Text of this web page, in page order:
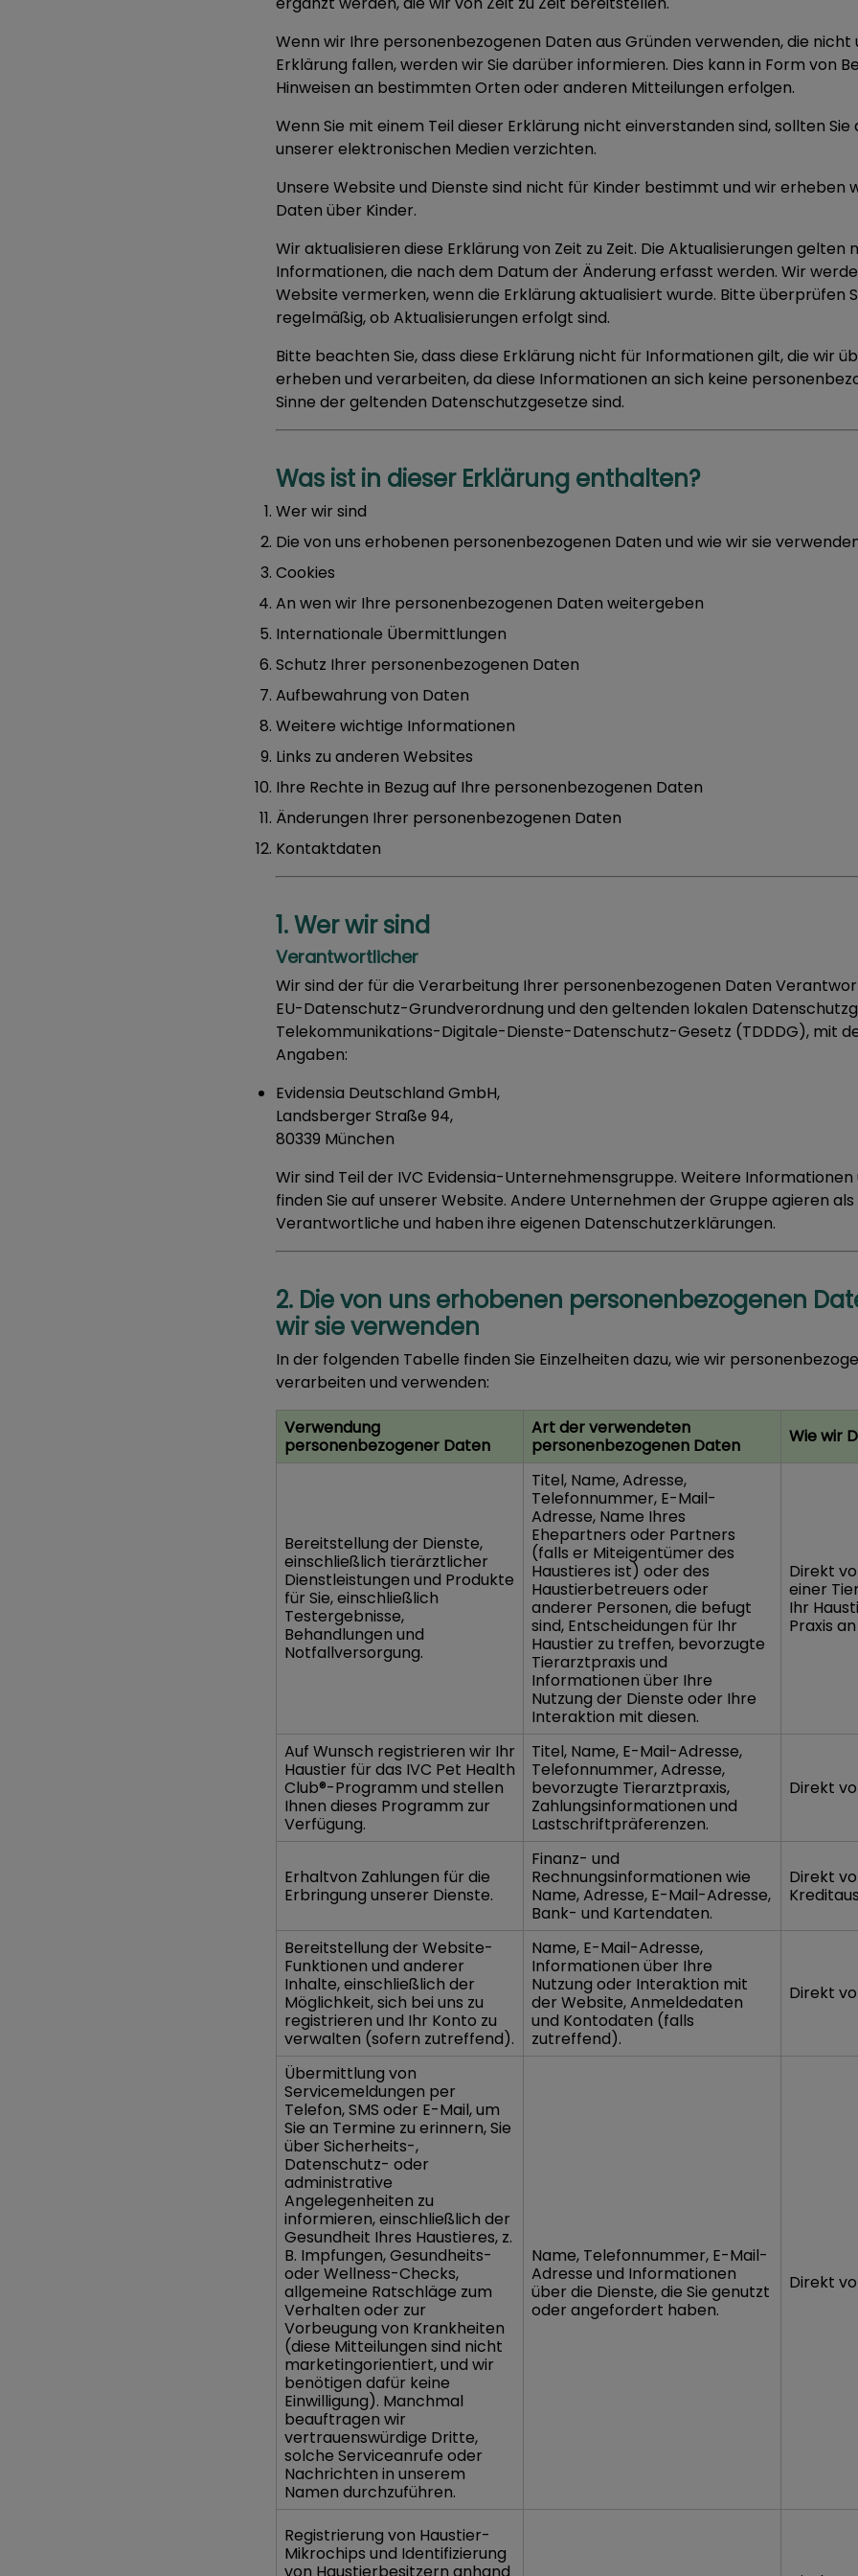
Wenn wir Ihre personenbezogenen Daten aus Gründen verwenden, die nicht
Erklärung fallen, werden wir Sie darüber informieren. Dies kann in Form von
Hinweisen an bestimmten Orten oder anderen Mitteilungen erfolgen.
Wenn Sie mit einem Teil dieser Erklärung nicht einverstanden sind, sollten Sie
unserer elektronischen Medien verzichten.
Unsere Website und Dienste sind nicht für Kinder bestimmt und wir erheben
Daten über Kinder.
Wir aktualisieren diese Erklärung von Zeit zu Zeit. Die Aktualisierungen gelten
Informationen, die nach dem Datum der Änderung erfasst werden. Wir
Website vermerken, wenn die Erklärung aktualisiert wurde. Bitte überprüfen
regelmäßig, ob Aktualisierungen erfolgt sind.
Bitte beachten Sie, dass diese Erklärung nicht für Informationen gilt, die wir
erheben und verarbeiten, da diese Informationen an sich keine
Sinne der geltenden Datenschutzgesetze sind.
Was ist in dieser Erklärung enthalten?
Wer wir sind
Die von uns erhobenen personenbezogenen Daten und wie wir sie
Cookies
An wen wir Ihre personenbezogenen Daten weitergeben
Internationale Übermittlungen
Schutz Ihrer personenbezogenen Daten
Aufbewahrung von Daten
Weitere wichtige Informationen
Links zu anderen Websites
Ihre Rechte in Bezug auf Ihre personenbezogenen Daten
Änderungen Ihrer personenbezogenen Daten
Kontaktdaten
1. Wer wir sind
Verantwortlicher
Wir sind der für die Verarbeitung Ihrer personenbezogenen Daten
EU-Datenschutz-Grundverordnung und den geltenden lokalen
Telekommunikations-Digitale-Dienste-Datenschutz-Gesetz (TDDDG), mit
Angaben:
Evidensia Deutschland GmbH,
Landsberger Straße 94,
80339 München
Wir sind Teil der IVC Evidensia-Unternehmensgruppe. Weitere Informationen
finden Sie auf unserer Website. Andere Unternehmen der Gruppe agieren
Verantwortliche und haben ihre eigenen Datenschutzerklärungen.
2. Die von uns erhobenen personenbezogenen
wir sie verwenden
In der folgenden Tabelle finden Sie Einzelheiten dazu, wie wir
verarbeiten und verwenden:
Verwendung
personenbezogener Daten
Art der verwendeten
personenbezogenen Daten
Wie wir
Bereitstellung der Dienste,
einschließlich tierärztlicher
Dienstleistungen und Produkte
für Sie, einschließlich
Testergebnisse,
Behandlungen und
Notfallversorgung.
Titel, Name, Adresse,
Telefonnummer, E-Mail-
Adresse, Name Ihres
Ehepartners oder Partners
(falls er Miteigentümer des
Haustieres ist) oder des
Haustierbetreuers oder
anderer Personen, die befugt
sind, Entscheidungen für Ihr
Haustier zu treffen, bevorzugte
Tierarztpraxis und
Informationen über Ihre
Nutzung der Dienste oder Ihre
Interaktion mit diesen.
Direkt
einer
Ihr
Praxis
Auf Wunsch registrieren wir Ihr
Haustier für das IVC Pet Health
Club®-Programm und stellen
Ihnen dieses Programm zur
Verfügung.
Titel, Name, E-Mail-Adresse,
Telefonnummer, Adresse,
bevorzugte Tierarztpraxis,
Zahlungsinformationen und
Lastschriftpräferenzen.
Direkt
Erhaltvon Zahlungen für die
Erbringung unserer Dienste.
Finanz- und
Rechnungsinformationen wie
Name, Adresse, E-Mail-Adresse,
Bank- und Kartendaten.
Direkt
Bereitstellung der Website-
Funktionen und anderer
Inhalte, einschließlich der
Möglichkeit, sich bei uns zu
registrieren und Ihr Konto zu
verwalten (sofern zutreffend).
Name, E-Mail-Adresse,
Informationen über Ihre
Nutzung oder Interaktion mit
der Website, Anmeldedaten
und Kontodaten (falls
zutreffend).
Direkt
Übermittlung von
Servicemeldungen per
Telefon, SMS oder E-Mail, um
Sie an Termine zu erinnern, Sie
über Sicherheits-,
Datenschutz- oder
administrative
Angelegenheiten zu
informieren, einschließlich der
Gesundheit Ihres Haustieres, z.
B. Impfungen, Gesundheits-
oder Wellness-Checks,
allgemeine Ratschläge zum
Verhalten oder zur
Vorbeugung von Krankheiten
(diese Mitteilungen sind nicht
marketingorientiert, und wir
benötigen dafür keine
Einwilligung). Manchmal
beauftragen wir
vertrauenswürdige Dritte,
solche Serviceanrufe oder
Nachrichten in unserem
Namen durchzuführen.
Name, Telefonnummer, E-Mail-
Adresse und Informationen
über die Dienste, die Sie genutzt
oder angefordert haben.
Direkt
Registrierung von Haustier-
Mikrochips und Identifizierung
von Haustierbesitzern anhand